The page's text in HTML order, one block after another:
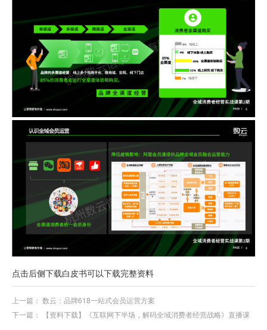
点击后侧下载白皮书可以下载完整资料
上一篇： 数云：品牌618一站式会员运营方案
下一篇：
【资料下载】《互联网下半场，解码全域消费者经营战略》直播课